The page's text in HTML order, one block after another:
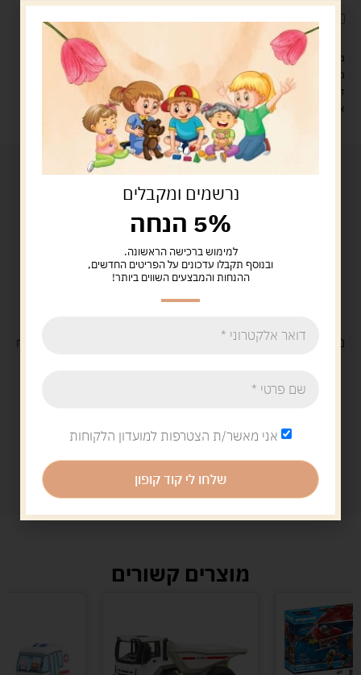
לארוז את המוצר באריזת מתנה5.00 ש"ח ?
מעל 329 ש"ח, משלוח עם שליח עד הבית חינם! – 0 ₪
משלוח עם שליח עד הבית: 29 ש"ח
זמן אספקה: עד 4 ימי עסקים.
איסוף עצמי: מ"ביתר טויס" רחוב בניין דוד 18, ביתר עילית.
משלוח חינםבקנייה מעל 329 ש"ח
מוצרים קשורים
נרשמים ומקבלים
5% הנחה
למימוש ברכישה הראשונה.
ובנוסף תקבלו עדכונים על הפריטים החדשים,
ההנחות והמבצעים השווים ביותר!
אני מאשר/ת הצטרפות למועדון הלקוחות
שלחו לי קוד קופון